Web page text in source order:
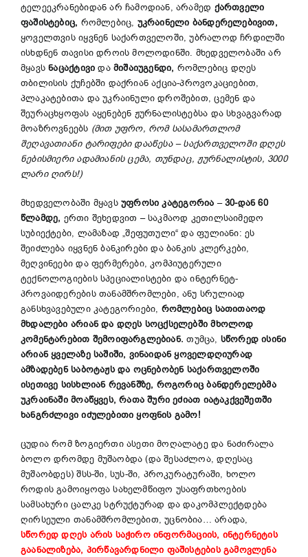
ტელეეკრანებიდან არ ჩამოდიან, არამედ ქართველი
ფაშისტებიც, რომლებიც, უკრაინელი ბანდერელებივით,
ყოველთვის იყვნენ საქართველოში, უბრალოდ ჩრდილში
ისხდნენ თავისი დროის მოლოდინში. მხედველობაში არ
მყავსნაცაქტივი და მიშაიუგენდი, რომლებიც დღეს
თბილისის ქუჩებში დაქრიან აქცია-პროვოკაციებით,
პლაკატებითა და უკრაინული დროშებით, ცემენ და
შეურაცხყოფას აყენებენ ჟურნალისტებსა და სხვაგვარად
მოაზროვნეებს (მით უფრო, რომ სასამართლომ
შეღავათიანი ტარიფები დააწესა – საქართველოში დღეს
ნებისმიერი ადამიანის ცემა, თუნდაც, ჟურნალისტის, 3000
ლარი ღირს!)
მხედველობაში მყავს უფროსი კატეგორია –30-დან 60
წლამდე, ერთი შეხედვით – საკმაოდ კეთილსაიმედო
სუბიექტები, ლამაზად „შეფუთული“ და ფულიანი: ეს
შეიძლება იყვნენ ბანკირები და ბანკის კლერკები,
მეღვინეები და ფერმერები, კომპიუტერული
ტექნოლოგიების სპეციალისტები და ინტერნეტ-
პროვაიდერების თანამშრომლები, ანუ სრულიად
განსხვავებული კატეგორიები, რომლებიც სათითაოდ
მხდალები არიან და დღეს სოცქსელებში მხოლოდ
კომენტარებით შემოიფარგლებიან.თუმცა, სწორედ ისინი
არიან ყველაზე საშიში, ვინაიდან ყოველდღიურად
ამზადებენ საბოტაჟს და ოცნებობენ საქართველოში
ისეთივე სისხლიან რევანშზე, როგორიც ბანდერელებმა
უკრაინაში მოაწყვეს, რათა შური ეძიათ იატაკქვეშეთში
ხანგრძლივი იძულებითი ყოფნის გამო!
ცუდია რომ ზოგიერთი ასეთი მოღალატე და ნაძირალა
ბოლო დრომდე მუშაობდა (და შესაძლოა, დღესაც
მუშაობდეს) შსს-ში, სუს-ში, პროკურატურაში, ხოლო
როდის გამოიყოფა სახელმწიფო უსაფრთხოების
სამსახური ცალკე სტრუქტურად და დაკომპლექტდება
ღირსეული თანამშრომლებით, უცნობია… არადა,
სწორედ დღეს არის საჭირო ინფორმაციის, ინტერნეტის
გაანალიზება, პირწავარდნილი ფაშისტების გამოვლენა